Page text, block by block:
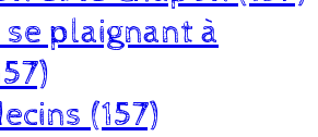
se plaignant à
(157)